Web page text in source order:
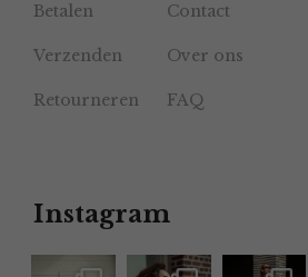
Betalen Contact
Verzenden Over ons
Retourneren FAQ
Instagram